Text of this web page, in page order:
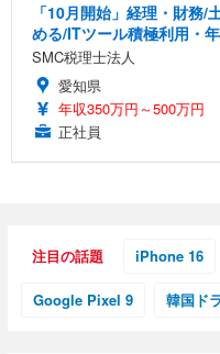
「10月開始」経理・財務
める/ITツール積極利用・
SMC税理士法人
愛知県
年収350万円～500万円
正社員
注目の話題 iPhone 16
Google Pixel 9 韓国ド